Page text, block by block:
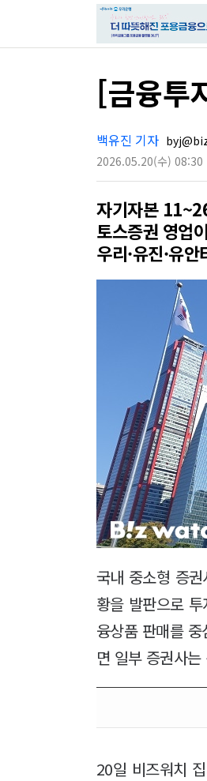
[금융투
백유진 기자
2026.05.20(수) 08:30
자기자본
토스증권 영업
우리·유진·유
국내 중소형 증
황을 발판으로
융상품 판매를
면 일부 증권사
20일 비즈워치